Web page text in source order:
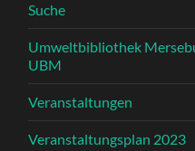
Suche
Umweltbibliothek
UBM
Veranstaltungen
Veranstaltungsplan 2023